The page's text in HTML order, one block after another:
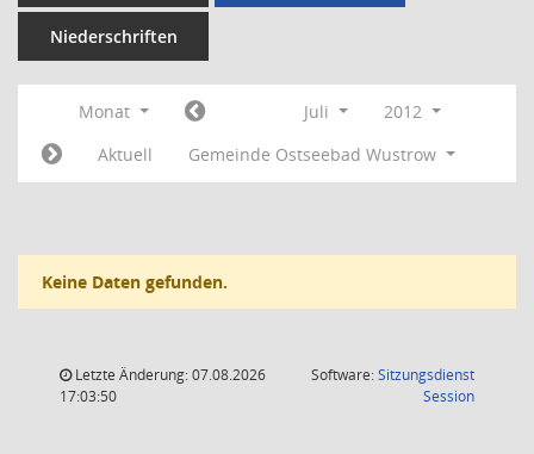
Niederschriften
Monat Juli
2012
Aktuell
Gemeinde Ostseebad Wustrow
Keine Daten gefunden.
Letzte Änderung: 07.08.2026
17:03:50
Software:Sitzungsdienst
Session(Wird in